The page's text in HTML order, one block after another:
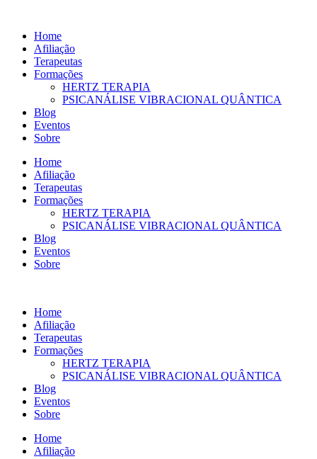
conteúdo
Home
Afiliação
Terapeutas
Formações
HERTZ TERAPIA
PSICANÁLISE VIBRACIONAL QUÂNTICA
Blog
Eventos
Sobre
Home
Afiliação
Terapeutas
Formações
HERTZ TERAPIA
PSICANÁLISE VIBRACIONAL QUÂNTICA
Blog
Eventos
Sobre
Home
Afiliação
Terapeutas
Formações
HERTZ TERAPIA
PSICANÁLISE VIBRACIONAL QUÂNTICA
Blog
Eventos
Sobre
Home
Afiliação